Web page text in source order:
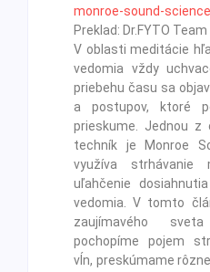
monroe-sound-
Preklad: Dr.FYTO Team
V oblasti meditácie
vedomia vždy
priebehu času sa
a postupov, ktoré
prieskume. Jednou z
techník je Monroe
využíva strhávanie
uľahčenie
vedomia. V tomto
zaujímavého
pochopíme pojem
vĺn, preskúmame